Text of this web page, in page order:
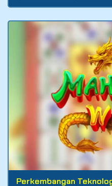
Perkembangan